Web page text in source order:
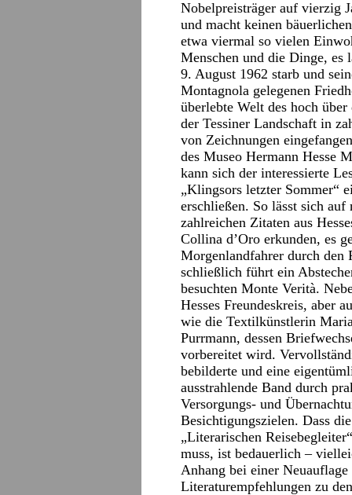
Nobelpreisträger auf vierzig
und macht keinen
etwa viermal so vielen
Menschen und die Dinge, es
9. August 1962 starb und
Montagnola gelegenen
überlebte Welt des hoch
der Tessiner Landschaft in
von Zeichnungen
des Museo Hermann Hesse
kann sich der interessierte
„Klingsors letzter Sommer“
erschließen. So lässt sich auf
zahlreichen Zitaten aus
Collina d’Oro erkunden, es
Morgenlandfahrer durch den
schließlich führt ein
besuchten Monte Verità.
Hesses Freundeskreis, aber
wie die Textilkünstlerin
Purrmann, dessen
vorbereitet wird.
bebilderte und eine
ausstrahlende Band durch
Versorgungs- und
Besichtigungszielen. Dass
„Literarischen
muss, ist bedauerlich –
Anhang bei einer
Literaturempfehlungen zu